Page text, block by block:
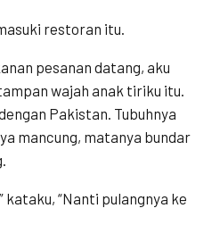
restoran itu.
pesanan datang, aku
wajah anak tiriku itu.
Pakistan. Tubuhnya
mancung, matanya bundar
kataku, “Nanti pulangnya ke